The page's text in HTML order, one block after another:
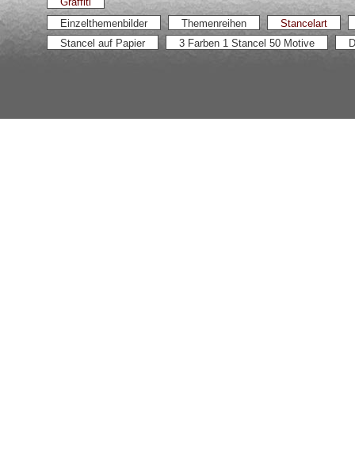
Einzelthemenbilder
Themenreihen
Stancelart
Stancel auf Papier
3 Farben 1 Stancel 50 Motive